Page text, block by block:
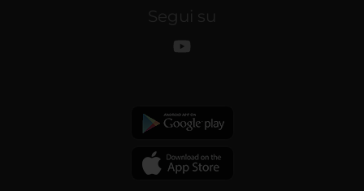
Segui su